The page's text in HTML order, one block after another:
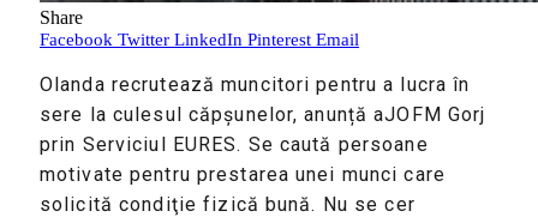
Share
Facebook Twitter LinkedIn Pinterest Email
Olanda recrutează muncitori pentru a lucra în
sere la culesul căpşunelor, anunță aJOFM Gorj
prin Serviciul EURES. Se caută persoane
motivate pentru prestarea unei munci care
solicită condiţie fizică bună. Nu se cer